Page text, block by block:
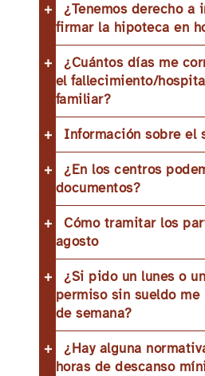
¿Tenemos derecho a
firmar la hipoteca en
¿Cuántos días me
el fallecimiento/
familiar?
Información sobre el
¿En los centros
documentos?
Cómo tramitar los
agosto
¿Si pido un lunes o
permiso sin sueldo me
de semana?
¿Hay alguna
horas de descanso